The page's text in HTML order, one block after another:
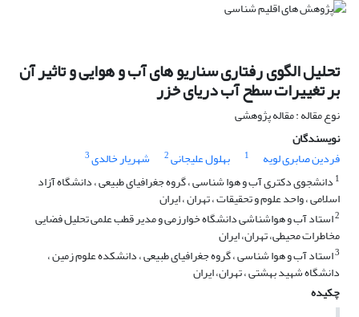
تحلیل الگوی رفتاری سناریو های آب و هوایی و تاثیر آن
بر تغییرات سطح آب دریای خزر
نوع مقاله : مقاله پژوهشی
نویسندگان
فردین صابری لویه
1 بهلول علیجانی2 شهریار خالدی3
1 دانشجوی دکتری آب و هوا شناسی ، گروه جغرافیای طبیعی ، دانشگاه آزاد
اسلامی ، واحد علوم و تحقیقات ، تهران ، ایران
2استاد آب و هواشناشی دانشگاه خوارزمی و مدیر قطب علمی تحلیل فضایی
مخاطرات محیطی، تهران، ایران
3استاد آب و هوا شناسی ، گروه جغرافیای طبیعی ، دانشکده علوم زمین ،
دانشگاه شهید بهشتی ، تهران، ایران
چکیده